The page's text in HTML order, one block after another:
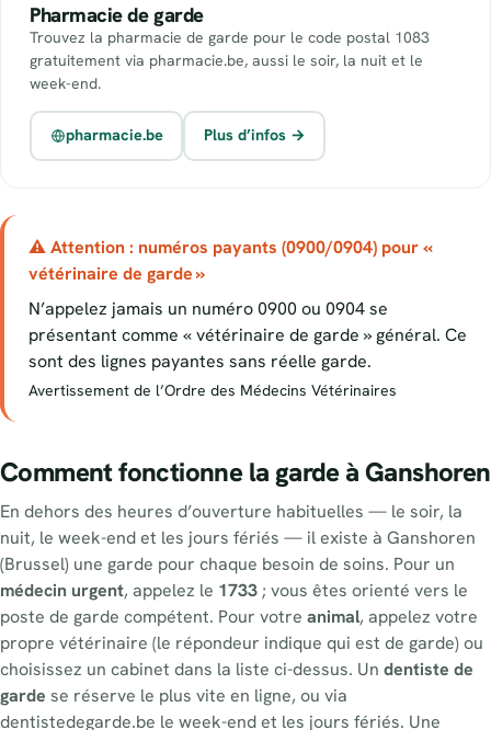
Pharmacie de garde
Trouvez la pharmacie de garde pour le code postal 1083
gratuitement via pharmacie.be, aussi le soir, la nuit et le
week-end.
pharmacie.be Plus d’infos →
⚠ Attention : numéros payants (0900/0904) pour «
vétérinaire de garde »
N’appelez jamais un numéro 0900 ou 0904 se
présentant comme « vétérinaire de garde » général. Ce
sont des lignes payantes sans réelle garde.
Avertissement de l’Ordre des Médecins Vétérinaires
Comment fonctionne la garde à Ganshoren
En dehors des heures d’ouverture habituelles — le soir, la
nuit, le week-end et les jours fériés — il existe à Ganshoren
(Brussel) une garde pour chaque besoin de soins. Pour un
médecin urgent, appelez le 1733; vous êtes orienté vers le
poste de garde compétent. Pour votre animal, appelez votre
propre vétérinaire (le répondeur indique qui est de garde) ou
choisissez un cabinet dans la liste ci-dessus. Un dentiste de
garde se réserve le plus vite en ligne, ou via
dentistedegarde.be le week-end et les jours fériés. Une